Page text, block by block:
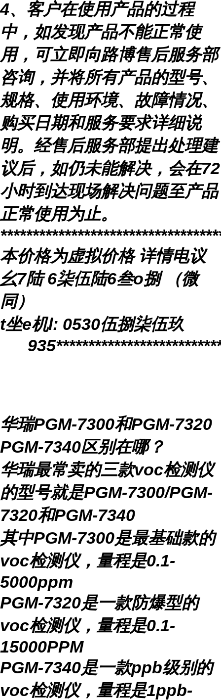
4、客户在使用产品的过程
中，如发现产品不能正常使
用，可立即向路博售后服务部
咨询，并将所有产品的型号、
规格、使用环境、故障情况、
购买日期和服务要求详细说
明。经售后服务部提出处理建
议后，如仍未能解决，会在72
小时到达现场解决问题至产品
正常使用为止。
本价格为虚拟价格详情电议
幺7陆 6柒伍陆6叁o捌 （微
同）
t坐e机l: 0530伍捌柒伍玖
935
华瑞PGM-7300和PGM-7320
PGM-7340区别在哪？
华瑞最常卖的三款voc检测仪
的型号就是PGM-7300/PGM-
7320和PGM-7340
其中PGM-7300是最基础款的
voc检测仪，量程是0.1-
5000ppm
PGM-7320是一款防爆型的
voc检测仪，量程是0.1-
15000PPM
PGM-7340是一款ppb级别的
voc检测仪，量程是1ppb-